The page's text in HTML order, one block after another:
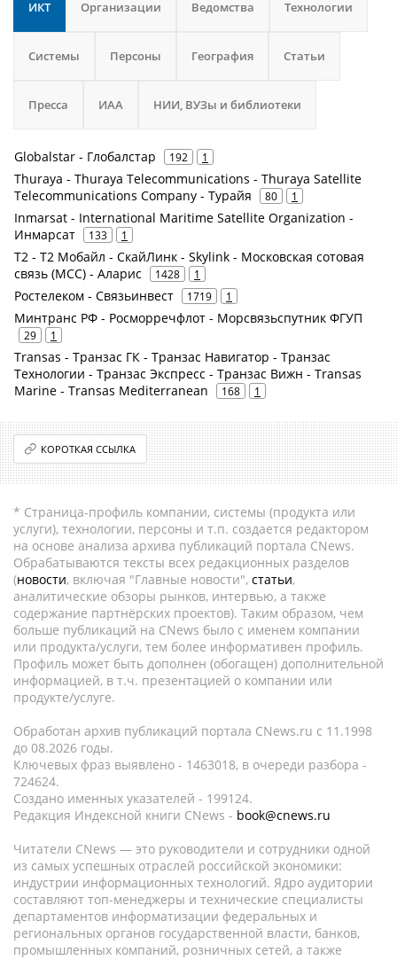
ИКТ Организации Ведомства Технологии
Системы Персоны География Статьи
Пресса ИАА НИИ, ВУЗы и библиотеки
Globalstar - Глобалстар 192 1
Thuraya - Thuraya Telecommunications - Thuraya Satellite
Telecommunications Company - Турайя
80 1
Inmarsat - International Maritime Satellite Organization -
Инмарсат
133 1
Т2 - Т2 Мобайл - СкайЛинк - Skylink - Московская сотовая
связь (МСС) - Аларис
1428 1
Ростелеком - Связьинвест 1719 1
Минтранс РФ - Росморречфлот - Морсвязьспутник ФГУП
29 1
Transas - Транзас ГК - Транзас Навигатор - Транзас
Технологии - Транзас Экспресс - Транзас Вижн - Transas
Marine - Transas Mediterranean
168 1
КОРОТКАЯ ССЫЛКА
* Страница-профиль компании, системы (продукта или
услуги), технологии, персоны и т.п. создается редактором
на основе анализа архива публикаций портала CNews.
Обрабатываются тексты всех редакционных разделов
(новости, включая "Главные новости", статьи,
аналитические обзоры рынков, интервью, а также
содержание партнёрских проектов). Таким образом, чем
больше публикаций на CNews было с именем компании
или продукта/услуги, тем более информативен профиль.
Профиль может быть дополнен (обогащен) дополнительной
информацией, в т.ч. презентацией о компании или
продукте/услуге.
Обработан архив публикаций портала CNews.ru c 11.1998
до 08.2026 годы.
Ключевых фраз выявлено - 1463018, в очереди разбора -
724624.
Создано именных указателей - 199124.
Редакция Индексной книги CNews - book@cnews.ru
Читатели CNews — это руководители и сотрудники одной
из самых успешных отраслей российской экономики:
индустрии информационных технологий. Ядро аудитории
составляют топ-менеджеры и технические специалисты
департаментов информатизации федеральных и
региональных органов государственной власти, банков,
промышленных компаний, розничных сетей, а также